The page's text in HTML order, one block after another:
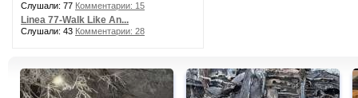
Слушали: 77 Комментарии: 15
Linea 77-Walk Like An...
Слушали: 43 Комментарии: 28